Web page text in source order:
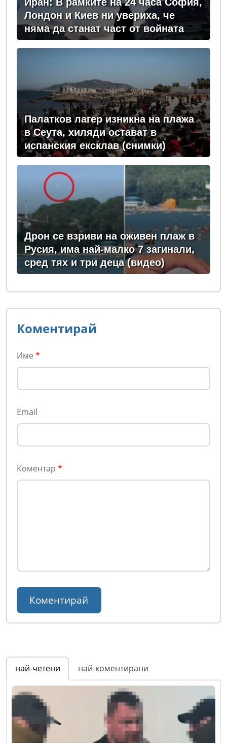
Лондон и Киев ни увериха, че
няма да станат част от войната
Палатков лагер изникна на плажа
в Сеута, хиляди остават в
испанския ексклав (снимки)
Дрон се взриви на оживен плаж в
Русия, има най-малко 7 загинали,
сред тях и три деца (видео)
Коментирай
Име *
Email
Коментар *
най-четени най-коментирани